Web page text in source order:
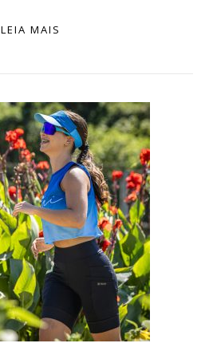
LEIA MAIS